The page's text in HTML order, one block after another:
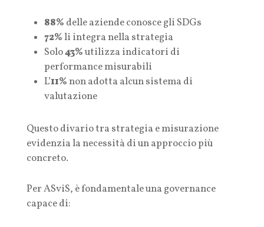
88% delle aziende conosce gli SDGs
72%li integra nella strategia
Solo43%utilizza indicatori di
performance misurabili
L’11%non adotta alcun sistema di
valutazione
Questo divario tra strategia e misurazione
evidenzia la necessità di un approccio più
concreto.
Per ASviS, è fondamentale una governance
capace di: